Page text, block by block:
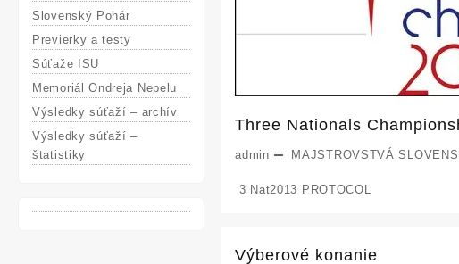
Slovenský Pohár
Previerky a testy
Súťaže ISU
Memoriál Ondreja Nepelu
Výsledky súťaží – archív
Výsledky súťaží –
štatistiky
Three Nationals
admin MAJSTROVSTVÁ
3 Nat2013 PROTOCOL
Výberové konanie